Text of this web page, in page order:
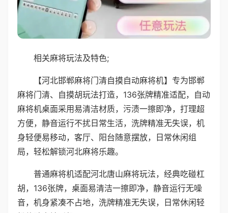
相关麻将玩法及特色;
【河北邯郸麻将门清自摸自动麻将机】专为邯郸
麻将门清、自摸胡玩法打造，136张牌精准适配，自动
麻将机桌面采用易清洁材质，污渍一擦即净，打理超
方便，静音运行不扰日常生活，洗牌精准无失误，机
身轻便易移动，客厅、阳台随意摆放，日常休闲组
局，轻松解锁河北麻将乐趣。
普通麻将机适配河北唐山麻将玩法，经典吃碰杠
胡，136张牌，桌面易清洁一擦即净，静音运行无噪
音，机身紧凑不占地，洗牌精准无失误，日常休闲轻